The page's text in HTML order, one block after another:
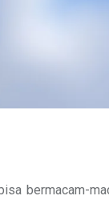
bermacam-